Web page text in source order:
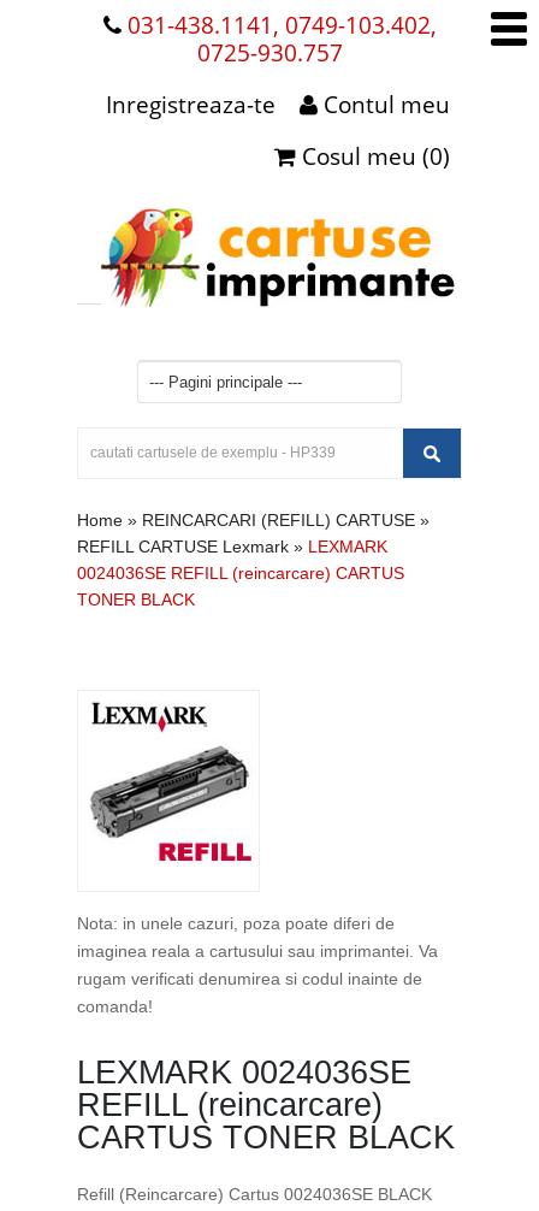
031-438.1141, 0749-103.402,
0725-930.757
Contul meu
Inregistreaza-te
Cosul meu (0)
Home » REINCARCARI (REFILL) CARTUSE »
REFILL CARTUSE Lexmark » LEXMARK
0024036SE REFILL (reincarcare) CARTUS
TONER BLACK
Nota: in unele cazuri, poza poate diferi de
imaginea reala a cartusului sau imprimantei. Va
rugam verificati denumirea si codul inainte de
comanda!
LEXMARK 0024036SE
REFILL (reincarcare)
CARTUS TONER BLACK
Refill (Reincarcare) Cartus 0024036SE BLACK